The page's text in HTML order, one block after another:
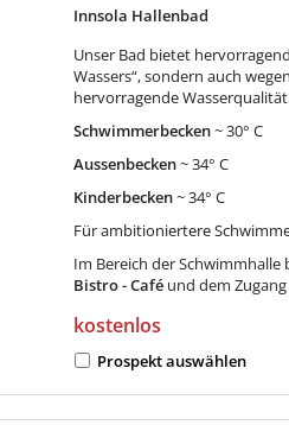
Innsola Hallenbad
Unser Bad bietet
Wassers“, sondern auch
hervorragende
Schwimmerbecken~ 30° C
Aussenbecken~ 34° C
Kinderbecken~ 34° C
Für ambitioniertere
Im Bereich der Schwimmhalle
Bistro - Caféund dem
kostenlos
Prospekt auswählen